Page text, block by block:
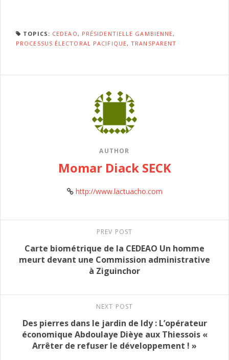
TOPICS: CEDEAO, PRÉSIDENTIELLE GAMBIENNE,
PROCESSUS ÉLECTORAL PACIFIQUE,TRANSPARENT
AUTHOR
Momar Diack SECK
http://www.lactuacho.com
PREV POST
Carte biométrique de la CEDEAO Un homme
meurt devant une Commission administrative
à Ziguinchor
NEXT POST
Des pierres dans le jardin de Idy : L’opérateur
économique Abdoulaye Dièye aux Thiessois «
Arrêter de refuser le développement ! »